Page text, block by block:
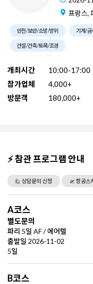
프랑스,
안전/보안/소방/방위 기계/금
건설/건축/토목/조경
개최시간
10:00-17:00
참가업체
4,000+
방문객
180,000+
⚡ 참관 프로그램 안내
🙋 상담문의 신청 🛫 항공스
A코스
별도문의
파리 5일 AF / 에어텔
출발일 2026-11-02
5일
B코스